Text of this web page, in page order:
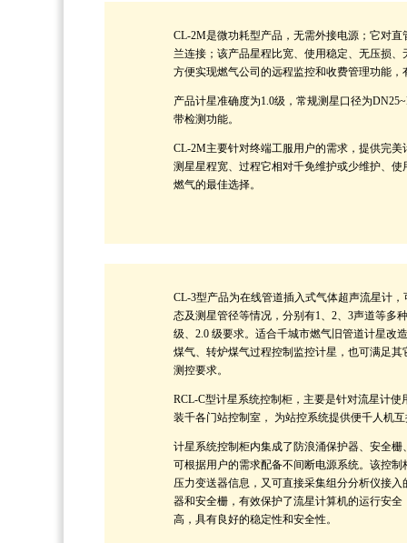
CL-2M是微功耗型产品，无需外接电源；它对
兰连接；该产品星程比宽、使用稳定、无压损
方便实现燃气公司的远程监控和收费管理功能
产品计星准确度为1.0级，常规测星口径为
带检测功能。
CL-2M主要针对终端工服用户的需求，提供完
测星星程宽、过程它相对千免维护或少维护、
燃气的最佳选择。
CL-3型产品为在线管道插入式气体超声流星计
态及测星管径等情况，分别有1、2、3声道等多
级、2.0 级要求。适合千城市燃气旧管道计星改
煤气、转炉煤气过程控制监控计星，也可满足
测控要求。
RCL-C型计星系统控制柜，主要是针对流星计
装千各门站控制室， 为站控系统提供便千人机
计星系统控制柜内集成了防浪涌保护器、安全
可根据用户的需求配备不间断电源系统。该控
压力变送器信息，又可直接采集组分分析仪接
器和安全栅，有效保护了流星计算机的运行安
高，具有良好的稳定性和安全性。